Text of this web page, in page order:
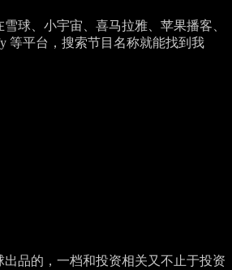
球、小宇宙、喜马拉雅、苹果播客、
等平台，搜索节目名称就能找到我
出品的，一档和投资相关又不止于投资